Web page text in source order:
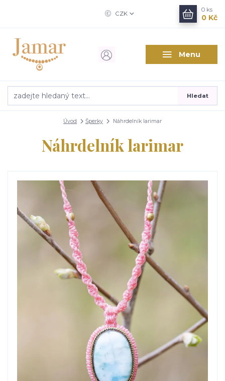
Menu
CZK
Hledat
0 ks
0 Kč
Úvod Šperky Náhrdelník larimar
Náhrdelník larimar